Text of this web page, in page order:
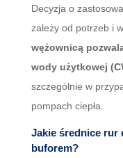
Decyzja o
zależy od potrzeb i
wężownicą
wody użytkowej
szczególnie w
pompach ciepła.
Jakie średnice rur
buforem?